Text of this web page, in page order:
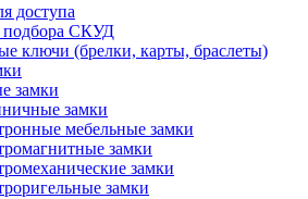
доступа
СКУД
ключи (брелки, карты, браслеты)
замки
замки
мебельные замки
замки
замки
замки